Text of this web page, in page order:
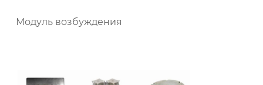
Модуль возбуждения